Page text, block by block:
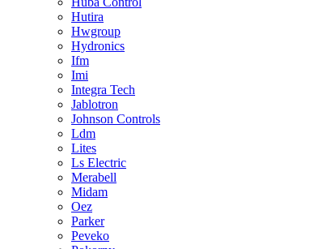
Hutira
Hwgroup
Hydronics
Ifm
Imi
Integra Tech
Jablotron
Johnson Controls
Ldm
Lites
Ls Electric
Merabell
Midam
Oez
Parker
Peveko